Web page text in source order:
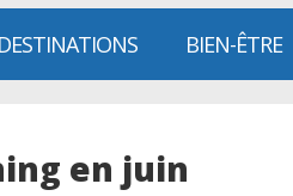
DESTINATIONS BIEN-ÊTRE
en juin